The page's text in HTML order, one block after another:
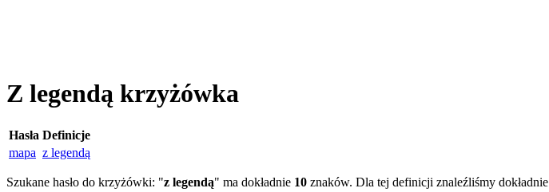
Z legendą krzyżówka
Hasła Definicje
mapa z legendą
Szukane hasło do krzyżówki: "z legendą" ma dokładnie 10 znaków. Dla tej definicji znaleźliśmy dokładnie